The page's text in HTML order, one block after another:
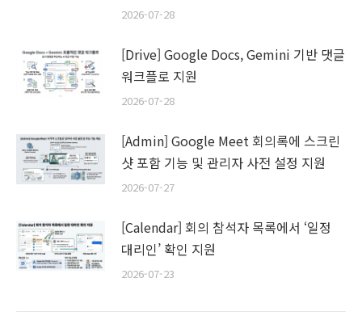
2026-07-28
[Drive] Google Docs, Gemini 기반 댓글
워크플로 지원
2026-07-28
[Admin] Google Meet 회의록에 스크린
샷 포함 기능 및 관리자 사전 설정 지원
2026-07-27
[Calendar] 회의 참석자 목록에서 ‘일정
대리인’ 확인 지원
2026-07-23